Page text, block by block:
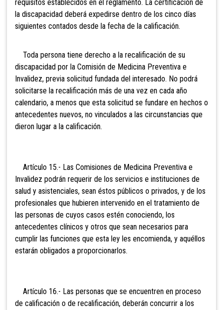
requisitos establecidos en el reglamento. La certificación de
la discapacidad deberá expedirse dentro de los cinco días
siguientes contados desde la fecha de la calificación.
Toda persona tiene derecho a la recalificación de su
discapacidad por la Comisión de Medicina Preventiva e
Invalidez, previa solicitud fundada del interesado. No podrá
solicitarse la recalificación más de una vez en cada año
calendario, a menos que esta solicitud se fundare en hechos o
antecedentes nuevos, no vinculados a las circunstancias que
dieron lugar a la calificación.
Artículo 15.- Las Comisiones de Medicina Preventiva e
Invalidez podrán requerir de los servicios e instituciones de
salud y asistenciales, sean éstos públicos o privados, y de los
profesionales que hubieren intervenido en el tratamiento de
las personas de cuyos casos estén conociendo, los
antecedentes clínicos y otros que sean necesarios para
cumplir las funciones que esta ley les encomienda, y aquéllos
estarán obligados a proporcionarlos.
Artículo 16.- Las personas que se encuentren en proceso
de calificación o de recalificación, deberán concurrir a los